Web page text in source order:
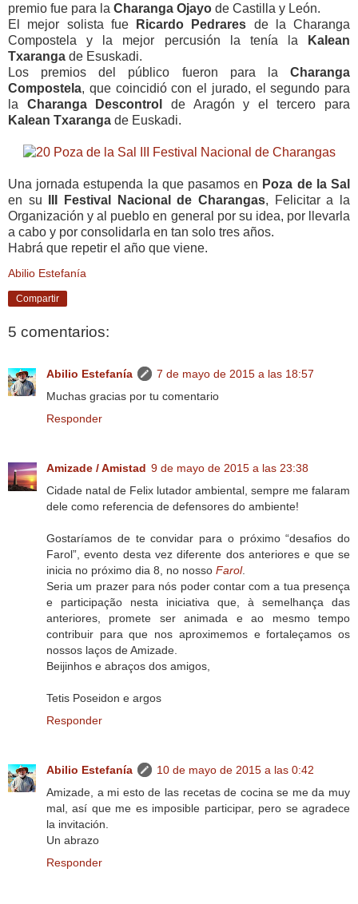
premio fue para la Charanga Ojayo de Castilla y León.
El mejor solista fue
Ricardo Pedrares de la Charanga
Compostela y la mejor percusión la tenía la
Kalean
Txaranga de Esuskadi.
Los premios del público fueron para la Charanga
Compostela, que coincidió con el jurado, el segundo para
la Charanga Descontrol
de Aragón y el tercero para
Kalean Txaranga de Euskadi.
Una jornada estupenda la que pasamos en Poza de la Sal
en su
III Festival Nacional de Charangas, Felicitar a la
Organización y al pueblo en general por su idea, por llevarla
a cabo y por consolidarla en tan solo tres años.
Habrá que repetir el año que viene.
Abilio Estefanía
Compartir
5 comentarios:
Abilio Estefanía
7 de mayo de 2015 a las 18:57
Muchas gracias por tu comentario
Responder
Amizade / Amistad 9 de mayo de 2015 a las 23:38
Cidade natal de Felix lutador ambiental, sempre me falaram
dele como referencia de defensores do ambiente!
Gostaríamos de te convidar para o próximo “desafios do
Farol”, evento desta vez diferente dos anteriores e que se
inicia no próximo dia 8, no nosso Farol.
Seria um prazer para nós poder contar com a tua presença
e participação nesta iniciativa que, à semelhança das
anteriores, promete ser animada e ao mesmo tempo
contribuir para que nos aproximemos e fortaleçamos os
nossos laços de Amizade.
Beijinhos e abraços dos amigos,
Tetis Poseidon e argos
Responder
Abilio Estefanía
10 de mayo de 2015 a las 0:42
Amizade, a mi esto de las recetas de cocina se me da muy
mal, así que me es imposible participar, pero se agradece
la invitación.
Un abrazo
Responder